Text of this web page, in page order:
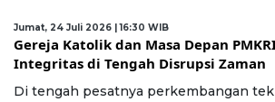
Jumat, 24 Juli 2026 | 16:30 WIB
Gereja Katolik dan Masa Depan
Integritas di Tengah Disrupsi Zaman
Di tengah pesatnya perkembangan